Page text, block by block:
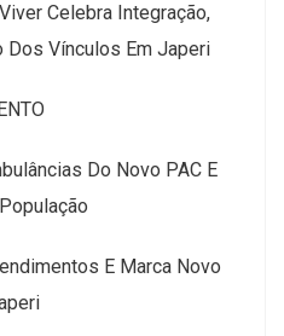
Celebra Integração,
Dos Vínculos Em Japeri
Do Novo PAC E
E Marca Novo